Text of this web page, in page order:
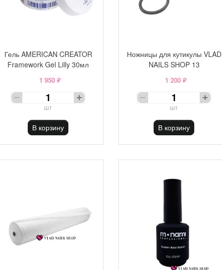
Гель AMERICAN CREATOR
Framework Gel Lilly 30мл
1 950 ₽
шт
В корзину
Ножницы для кутикулы VLAD
NAILS SHOP 13
1 200 ₽
шт
В корзину